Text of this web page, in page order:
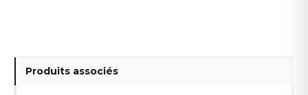
Produits associés